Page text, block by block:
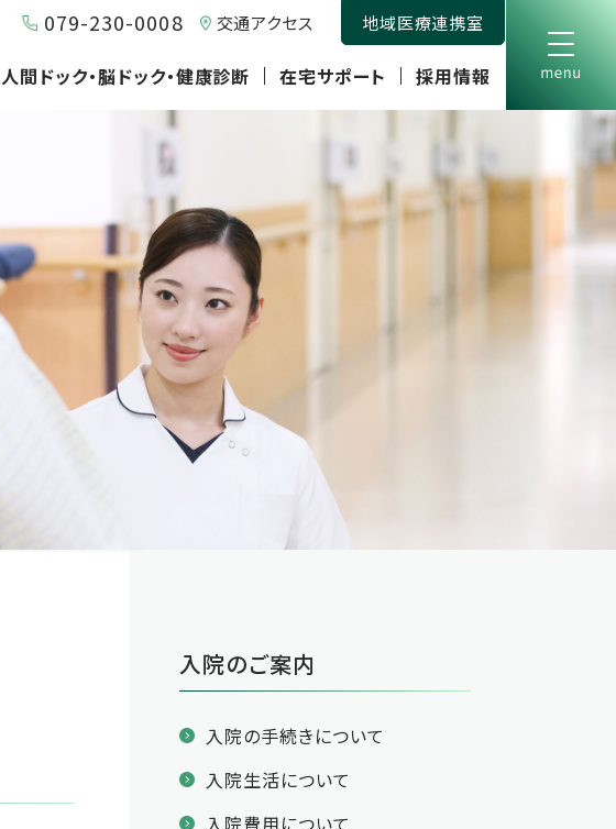
079-230-0008 交通アクセス 地域医療連携室
人間ドック・脳ドック・健康診断 在宅サポート 採用情報
入院のご案内
入院の手続きについて
入院生活について
入院費用について